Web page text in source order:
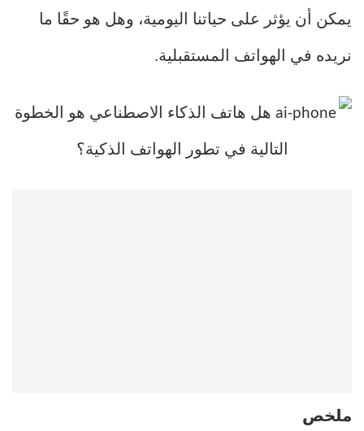
يمكن أن يؤثر على حياتنا اليومية، وهل هو حقًا ما
نريده في الهواتف المستقبلية.
ملخص